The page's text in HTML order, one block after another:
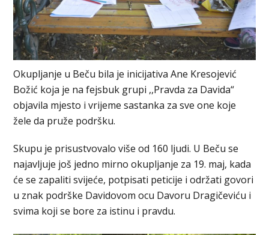
Okupljanje u Beču bila je inicijativa Ane Kresojević
Božić koja je na fejsbuk grupi ,,Pravda za Davida“
objavila mjesto i vrijeme sastanka za sve one koje
žele da pruže podršku.
Skupu je prisustvovalo više od 160 ljudi. U Beču se
najavljuje još jedno mirno okupljanje za 19. maj, kada
će se zapaliti svijeće, potpisati peticije i održati govori
u znak podrške Davidovom ocu Davoru Dragičeviću i
svima koji se bore za istinu i pravdu.